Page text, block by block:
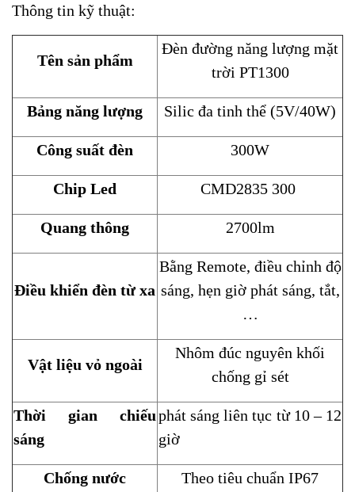
Thông tin kỹ thuật:
Tên sản phẩm
Đèn đường năng lượng mặt
trời PT1300
Bảng năng lượng Silic đa tinh thể (5V/40W)
Công suất đèn 300W
Chip Led CMD2835 300
Quang thông 2700lm
Điều khiển đèn từ xa
Bằng Remote, điều chỉnh độ
sáng, hẹn giờ phát sáng, tắt,
…
Vật liệu vỏ ngoài
Nhôm đúc nguyên khối
chống gỉ sét
Thời gian chiếu
sáng
phát sáng liên tục từ 10 – 12
giờ
Chống nước Theo tiêu chuẩn IP67